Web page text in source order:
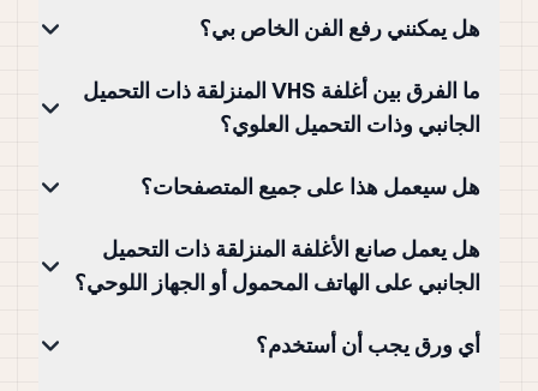
هل يمكنني رفع الفن الخاص بي؟
ما الفرق بين أغلفة VHS المنزلقة ذات التحميل
الجانبي وذات التحميل العلوي؟
هل سيعمل هذا على جميع المتصفحات؟
هل يعمل صانع الأغلفة المنزلقة ذات التحميل
الجانبي على الهاتف المحمول أو الجهاز اللوحي؟
أي ورق يجب أن أستخدم؟